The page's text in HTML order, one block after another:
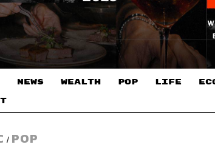
NEWS WEALTH POP LIFE
/ POP